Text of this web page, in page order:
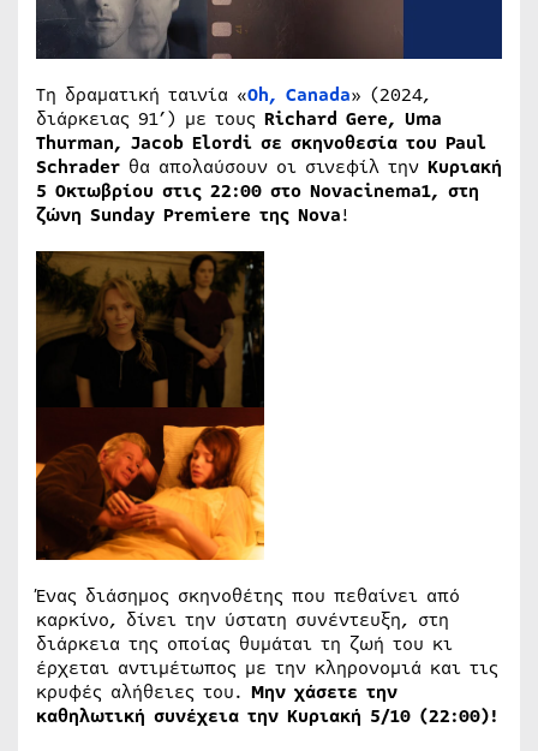
Τη δραματική ταινία «Oh, Canada» (2024,
διάρκειας 91’) με τους Richard Gere, Uma
Thurman, Jacob Elordi σε σκηνοθεσία του Paul
Schrader θα απολαύσουν οι σινεφίλ την Κυριακή
5 Οκτωβρίου στις 22:00 στο Novacinema1, στη
ζώνη Sunday Premiere της Nova!
Ένας διάσημος σκηνοθέτης που πεθαίνει από
καρκίνο, δίνει την ύστατη συνέντευξη, στη
διάρκεια της οποίας θυμάται τη ζωή του κι
έρχεται αντιμέτωπος με την κληρονομιά και τις
κρυφές αλήθειες του. Μην χάσετε την
καθηλωτική συνέχεια την Κυριακή 5/10 (22:00)!